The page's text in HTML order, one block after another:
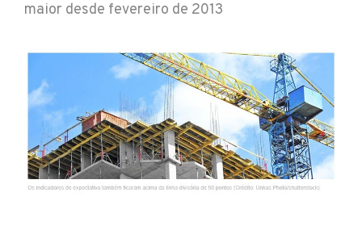
maior desde fevereiro de 2013